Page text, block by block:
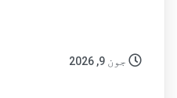
جون 9, 2026